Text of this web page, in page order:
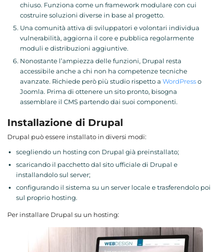
chiuso. Funziona come un framework modulare con cui
costruire soluzioni diverse in base al progetto.
Una comunità attiva di sviluppatori e volontari individua
vulnerabilità, aggiorna il core e pubblica regolarmente
moduli e distribuzioni aggiuntive.
Nonostante l’ampiezza delle funzioni, Drupal resta
accessibile anche a chi non ha competenze tecniche
avanzate. Richiede però più studio rispetto a WordPresso
Joomla. Prima di ottenere un sito pronto, bisogna
assemblare il CMS partendo dai suoi componenti.
Installazione di Drupal
Drupal può essere installato in diversi modi:
scegliendo un hosting con Drupal già preinstallato;
scaricando il pacchetto dal sito ufficiale di Drupal e
installandolo sul server;
configurando il sistema su un server locale e trasferendolo poi
sul proprio hosting.
Per installare Drupal su un hosting: